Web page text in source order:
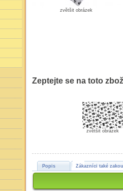
zvětšit obrázek
Zeptejte se na toto
zvětšit obrázek
Popis Zákazníci také